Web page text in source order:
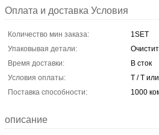
Оплата и доставка Условия
Количество мин заказа:
1SET
Упаковывая детали:
Время доставки:
В сток
Условия оплаты:
T / T
Поставка способности:
1000
описание